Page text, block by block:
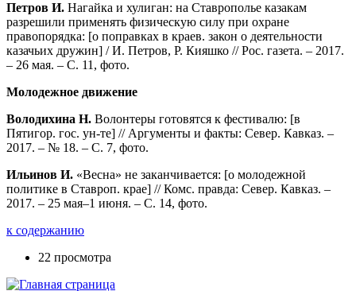
Петров И. Нагайка и хулиган: на Ставрополье казакам
разрешили применять физическую силу при охране
правопорядка: [о поправках в краев. закон о деятельности
казачьих дружин] / И. Петров, Р. Кияшко // Рос. газета. – 2017.
– 26 мая. – С. 11, фото.
Молодежное движение
Володихина Н. Волонтеры готовятся к фестивалю: [в
Пятигор. гос. ун-те] // Аргументы и факты: Север. Кавказ. –
2017. – № 18. – С. 7, фото.
Ильинов И. «Весна» не заканчивается: [о молодежной
политике в Ставроп. крае] // Комс. правда: Север. Кавказ. –
2017. – 25 мая–1 июня. – С. 14, фото.
к содержанию
22 просмотра